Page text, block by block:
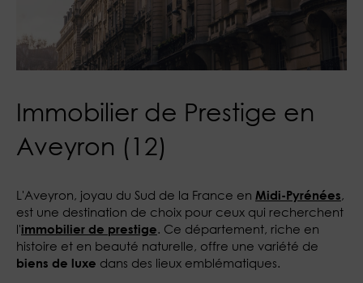
Immobilier de Prestige en
Aveyron (12)
L'Aveyron, joyau du Sud de la France en Midi-Pyrénées,
est une destination de choix pour ceux qui recherchent
l'immobilier de prestige. Ce département, riche en
histoire et en beauté naturelle, offre une variété de
biens de luxe dans des lieux emblématiques.